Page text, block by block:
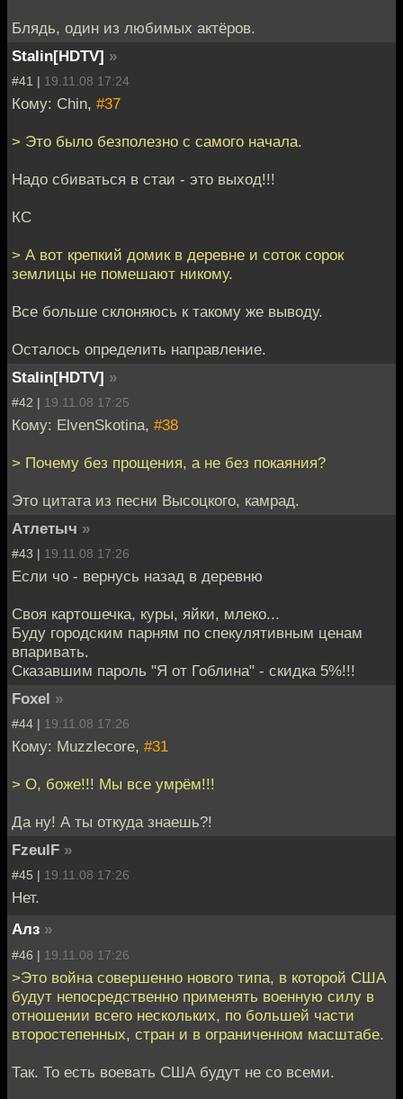
Блядь, один из любимых актёров.
Stalin[HDTV] »
#41 | 19.11.08 17:24
Кому: Chin, #37
> Это было безполезно с самого начала.
Надо сбиваться в стаи - это выход!!!
КС
> А вот крепкий домик в деревне и соток сорок
землицы не помешают никому.
Все больше склоняюсь к такому же выводу.
Осталось определить направление.
Stalin[HDTV] »
#42 | 19.11.08 17:25
Кому: ElvenSkotina, #38
> Почему без прощения, а не без покаяния?
Это цитата из песни Высоцкого, камрад.
Атлетыч »
#43 | 19.11.08 17:26
Если чо - вернусь назад в деревню
Своя картошечка, куры, яйки, млеко...
Буду городским парням по спекулятивным ценам
впаривать.
Сказавшим пароль "Я от Гоблина" - скидка 5%!!!
Foxel »
#44 | 19.11.08 17:26
Кому: Muzzlecore, #31
> О, боже!!! Мы все умрём!!!
Да ну! А ты откуда знаешь?!
FzeulF »
#45 | 19.11.08 17:26
Нет.
Алз »
#46 | 19.11.08 17:26
>Это война совершенно нового типа, в которой США
будут непосредственно применять военную силу в
отношении всего нескольких, по большей части
второстепенных, стран и в ограниченном масштабе.
Так. То есть воевать США будут не со всеми.